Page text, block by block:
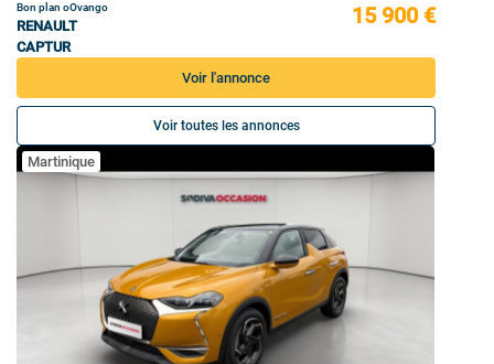
Bon plan oOvango
RENAULT
CAPTUR
15 900 €
Voir l'annonce
Voir toutes les annonces
Martinique